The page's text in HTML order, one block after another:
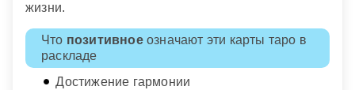
жизни.
Что позитивноеозначают эти карты таро в
раскладе
Достижение гармонии